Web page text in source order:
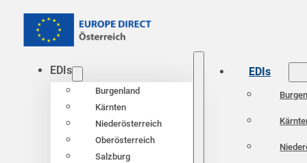
EDIs
Burgenland
Kärnten
Niederösterreich
Oberösterreich
Salzburg
EDIs